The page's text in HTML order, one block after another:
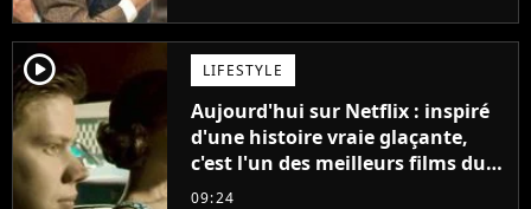
décennies"
player2 LIFESTYLE
Aujourd'hui sur Netflix : inspiré
d'une histoire vraie glaçante,
c'est l'un des meilleurs films du
21ème siècle
09:24